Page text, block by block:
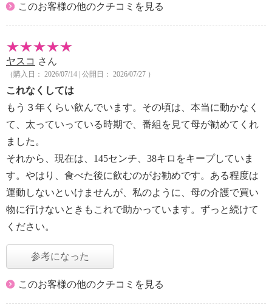
このお客様の他のクチコミを見る
ヤスコ さん
（購入日： 2026/07/14 | 公開日： 2026/07/27 ）
これなくしては
もう３年くらい飲んでいます。その頃は、本当に動かなく
て、太っていっている時期で、番組を見て母が勧めてくれ
ました。
それから、現在は、145センチ、38キロをキープしていま
す。やはり、食べた後に飲むのがお勧めです。ある程度は
運動しないといけませんが、私のように、母の介護で買い
物に行けないときもこれで助かっています。ずっと続けて
ください。
参考になった
このお客様の他のクチコミを見る